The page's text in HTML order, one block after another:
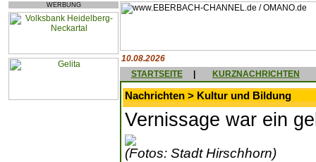
WERBUNG
10.08.2026
STARTSEITE
KURZNACHRICHTEN
Nachrichten > Kultur und Bildung
Vernissage war ein
(Fotos: Stadt Hirschhorn)